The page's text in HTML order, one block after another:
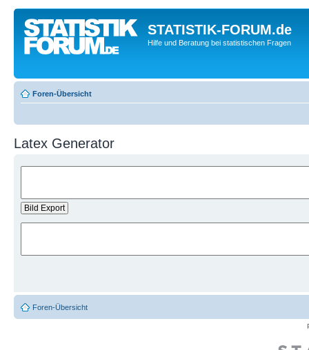
STATISTIK-FORUM.de
Hilfe und Beratung bei statistischen Fragen
Foren-Übersicht
Latex Generator
Foren-Übersicht